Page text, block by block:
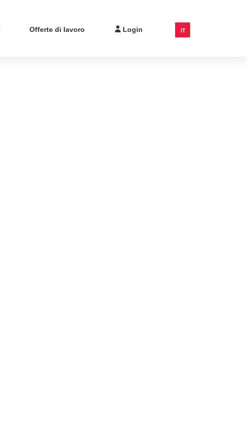
Offerte di lavoro Login IT